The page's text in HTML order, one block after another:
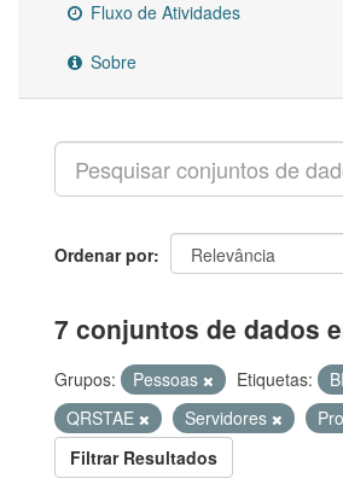
Fluxo de Atividades
Sobre
Ordenar por
7 conjuntos de dados
Grupos: Pessoas Etiquetas:
QRSTAE
Servidores
Filtrar Resultados